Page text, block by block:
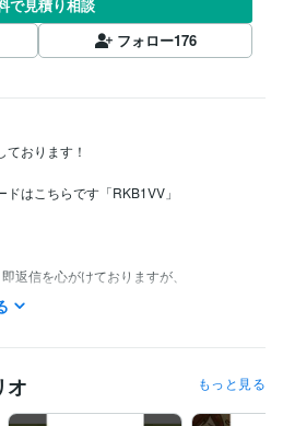
で見積り相談
フォロー176
おります！
はこちらです「RKB1VV」
返信を心がけておりますが、
があります。
幸いです。
オ もっと見る